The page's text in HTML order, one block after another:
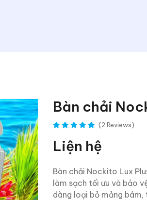
Bàn chải
(2 Reviews)
Liện hệ
Bàn chải Nockito Lux
làm sạch tối ưu và bảo
dàng loại bỏ mảng